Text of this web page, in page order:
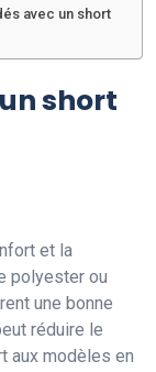
avec un short
short
et la
polyester ou
une bonne
réduire le
aux modèles en